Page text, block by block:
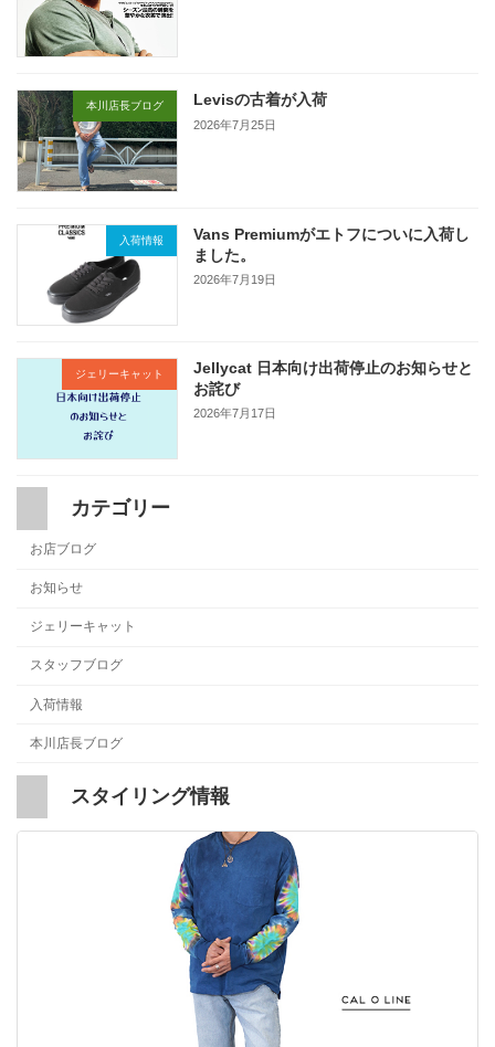
本川店長ブログ Levisの古着が入荷
2026年7月25日
入荷情報
Vans Premiumがエトフについに入荷し
ました。
2026年7月19日
ジェリーキャット
Jellycat 日本向け出荷停止のお知らせと
お詫び
2026年7月17日
カテゴリー
お店ブログ
お知らせ
ジェリーキャット
スタッフブログ
入荷情報
本川店長ブログ
スタイリング情報